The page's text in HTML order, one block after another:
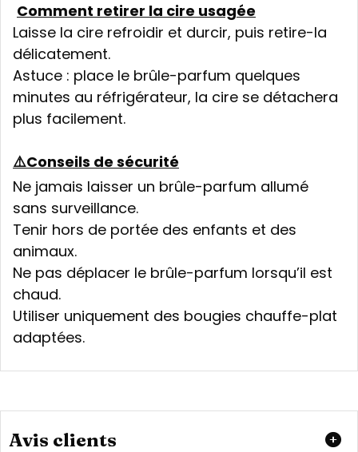
Comment retirer la cire usagée
Laisse la cire refroidir et durcir, puis retire-la
délicatement.
Astuce : place le brûle-parfum quelques
minutes au réfrigérateur, la cire se détachera
plus facilement.
⚠️Conseils de sécurité
Ne jamais laisser un brûle-parfum allumé
sans surveillance.
Tenir hors de portée des enfants et des
animaux.
Ne pas déplacer le brûle-parfum lorsqu’il est
chaud.
Utiliser uniquement des bougies chauffe-plat
adaptées.
Avis clients